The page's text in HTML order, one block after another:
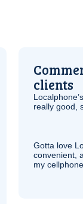
clients
really good,
Gotta love
convenient,
my